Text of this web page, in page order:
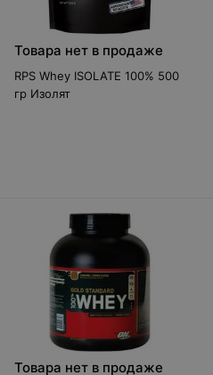
Товара нет в продаже
RPS Whey ISOLATE 100% 500
гр Изолят
Товара нет в продаже